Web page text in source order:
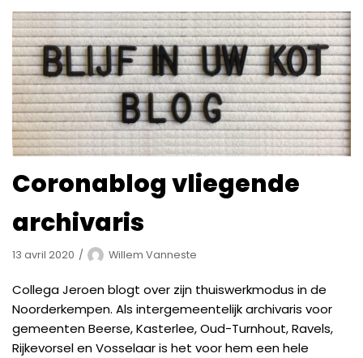
Coronablog vliegende
archivaris
13 avril 2020 Willem Vanneste
Collega Jeroen blogt over zijn thuiswerkmodus in de
Noorderkempen. Als intergemeentelijk archivaris voor
gemeenten Beerse, Kasterlee, Oud-Turnhout, Ravels,
Rijkevorsel en Vosselaar is het voor hem een hele